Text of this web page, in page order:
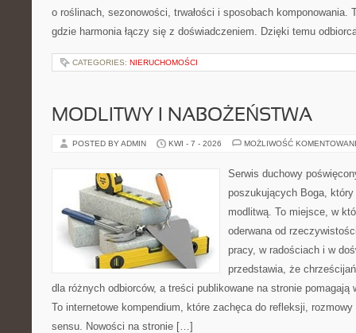
o roślinach, sezonowości, trwałości i sposobach komponowania.
gdzie harmonia łączy się z doświadczeniem. Dzięki temu
CATEGORIES: NIERUCHOMOŚCI
MODLITWY I NABOŻEŃSTWA
POSTED BY ADMIN KWI - 7 - 2026 MOŻLIWOŚĆ
Serwis duchowy
poszukujących Boga,
modlitwą. To miejsce, w
oderwana od
pracy, w radościach i w
przedstawia, że
dla różnych odbiorców, a treści publikowane na stronie pomagają
To internetowe kompendium, które zachęca do refleksji,
sensu. Nowości na stronie […]